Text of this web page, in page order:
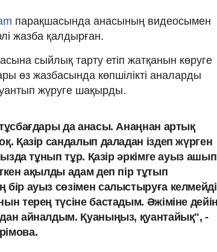
парақшасында анасының видеосымен
жазба қалдырған.
сыйлық тарту етіп жатқанын көруге
өз жазбасында көпшілікті аналарды
жүруге шақырды.
да анасы. Анаңнан артық
Қазір сандалып даладан іздеп жүрген
тұнып тұр. Қазір әркімге ауыз ашып
ақылды адам деп пір тұтып
ауыз сөзімен салыстыруға
терең түсіне бастадым. Әжіміне дейін
айналдым. Қуаныңыз, қуантайық", -